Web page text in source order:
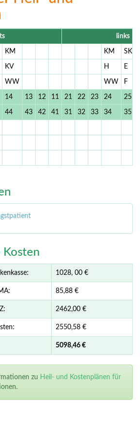
links
KM KM SKM
KV H E
WW WW F
14 13 12 11 21 22 23 24 25
44 43 42 41 31 32 33 34 35
Kosten
1028, 00 €
85,88 €
2462,00 €
2550,58 €
5098,46 €
zu Heil- und Kostenplänen für